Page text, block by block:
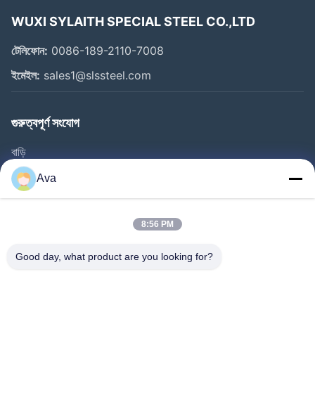
WUXI SYLAITH SPECIAL STEEL CO.,LTD
টেলিফোন: 0086-189-2110-7008
ইমেইল: sales1@slssteel.com
গুরুত্বপূর্ণ সংযোগ
বাড়ি
পণ্য
ভিডিও
কারখানা পরিদর্শন
Ava
8:56 PM
Good day, what product are you looking for?